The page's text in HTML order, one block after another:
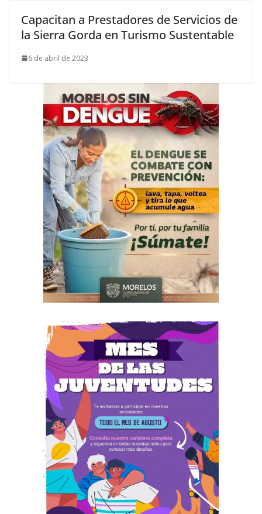
Capacitan a Prestadores de Servicios de
la Sierra Gorda en Turismo Sustentable
6 de abril de 2023